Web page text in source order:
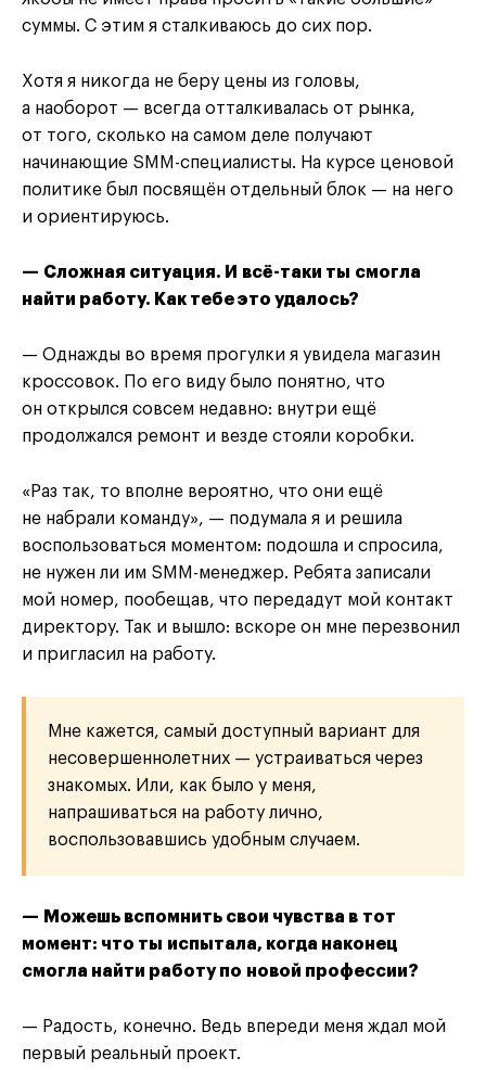
суммы. С этим я сталкиваюсь до сих пор.
Хотя я никогда не беру цены из головы,
а наоборот — всегда отталкивалась от рынка,
от того, сколько на самом деле получают
начинающие SMM-специалисты. На курсе ценовой
политике был посвящён отдельный блок — на него
и ориентируюсь.
— Сложная ситуация. И всё-таки ты смогла
найти работу. Как тебе это удалось?
— Однажды во время прогулки я увидела магазин
кроссовок. По его виду было понятно, что
он открылся совсем недавно: внутри ещё
продолжался ремонт и везде стояли коробки.
«Раз так, то вполне вероятно, что они ещё
не набрали команду», — подумала я и решила
воспользоваться моментом: подошла и спросила,
не нужен ли им SMM-менеджер. Ребята записали
мой номер, пообещав, что передадут мой контакт
директору. Так и вышло: вскоре он мне перезвонил
и пригласил на работу.
Мне кажется, самый доступный вариант для
несовершеннолетних — устраиваться через
знакомых. Или, как было у меня,
напрашиваться на работу лично,
воспользовавшись удобным случаем.
— Можешь вспомнить свои чувства в тот
момент: что ты испытала, когда наконец
смогла найти работу по новой профессии?
— Радость, конечно. Ведь впереди меня ждал мой
первый реальный проект.